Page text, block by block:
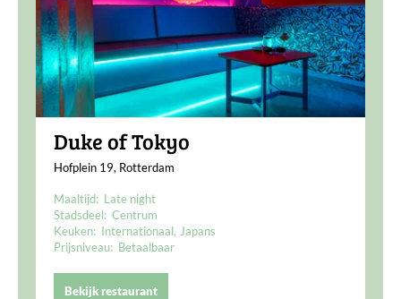
Duke of Tokyo
Hofplein 19, Rotterdam
Maaltijd: Late night
Stadsdeel: Centrum
Keuken: Internationaal Japans
Prijsniveau: Betaalbaar
Bekijk restaurant